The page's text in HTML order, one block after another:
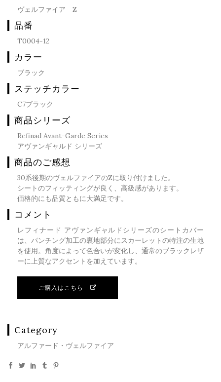
ヴェルファイア Z
品番
T0004-12
カラー
ブラック
ステッチカラー
C7ブラック
商品シリーズ
Refinad Avant-Garde Series
アヴァンギャルド シリーズ
商品のご感想
30系後期のヴェルファイアのZに取り付けました。
シートのフィッティングが良く、高級感があります。
価格的にも品質ともに大満足です。
コメント
レフィナード アヴァンギャルドシリーズのシートカバー
は、パンチング加工の裏地部分にスカーレットの特注の生地
を使用。角度によって色合いが変化し、通常のブラックレザ
ーに上質なアクセントを加えています。
ご購入はこちら
Category
アルファード・ヴェルファイア